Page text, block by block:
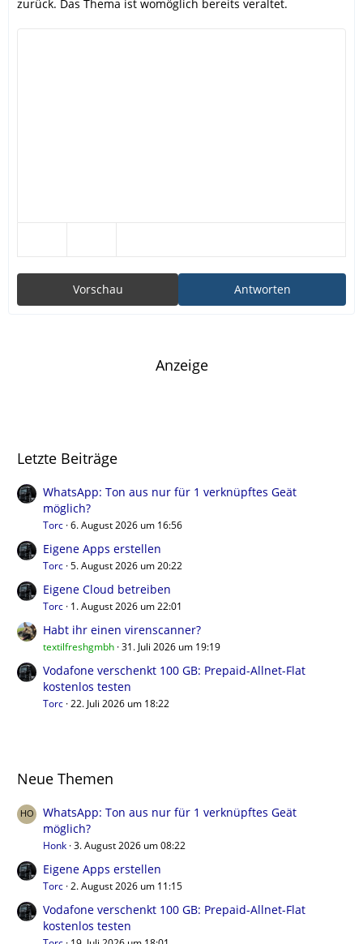
zurück. Das Thema ist womöglich bereits veraltet.
Antworten
Vorschau
Anzeige
Letzte Beiträge
WhatsApp: Ton aus nur für 1 verknüpftes Geät
möglich?
Torc 6. August 2026 um 16:56
Eigene Apps erstellen
Torc 5. August 2026 um 20:22
Eigene Cloud betreiben
Torc 1. August 2026 um 22:01
Habt ihr einen virenscanner?
textilfreshgmbh 31. Juli 2026 um 19:19
Vodafone verschenkt 100 GB: Prepaid-Allnet-Flat
kostenlos testen
Torc 22. Juli 2026 um 18:22
Neue Themen
WhatsApp: Ton aus nur für 1 verknüpftes Geät
möglich?
Honk 3. August 2026 um 08:22
Eigene Apps erstellen
Torc 2. August 2026 um 11:15
Vodafone verschenkt 100 GB: Prepaid-Allnet-Flat
kostenlos testen